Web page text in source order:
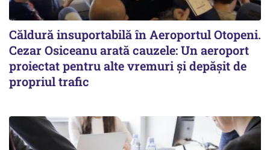
Căldură insuportabilă în Aeroportul Otopeni.
Cezar Osiceanu arată cauzele: Un aeroport
proiectat pentru alte vremuri și depășit de
propriul trafic